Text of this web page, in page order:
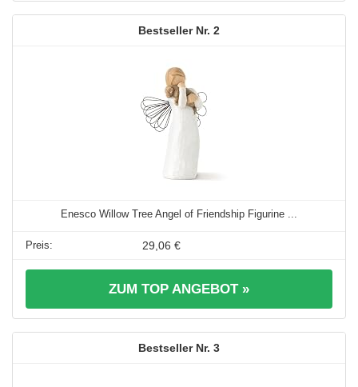
2
Enesco Willow Tree Angel of Friendship Figurine ...
29,06 €
ZUM TOP ANGEBOT »
3